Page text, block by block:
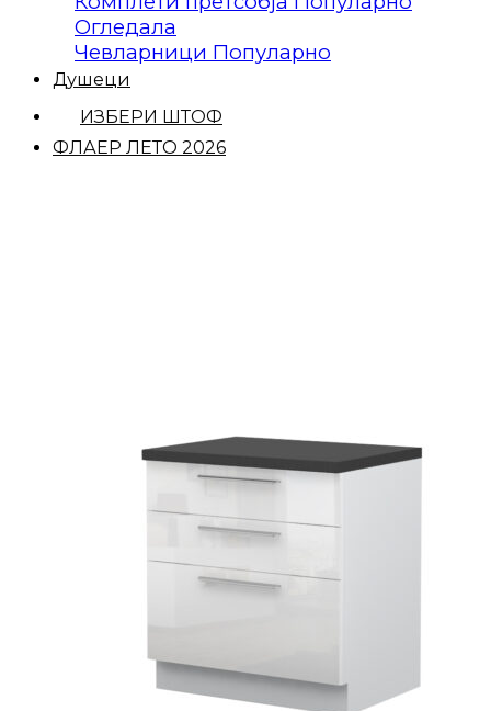
Огледала
Чевларници
Душеци
ИЗБЕРИ ШТОФ
ФЛАЕР ЛЕТО 2026